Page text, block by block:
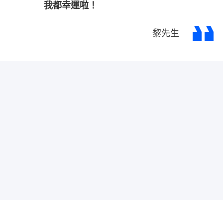
我都幸運啦！
黎先生